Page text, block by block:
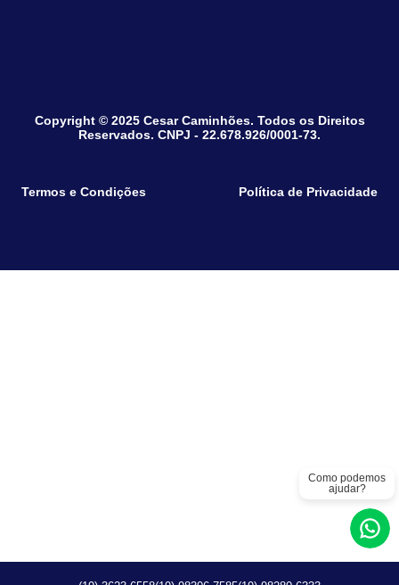
Como podemos
ajudar?
Copyright © 2025 Cesar Caminhões. Todos os Direitos
Reservados. CNPJ - 22.678.926/0001-73.
Termos e Condições Política de Privacidade